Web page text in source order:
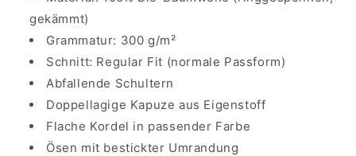
gekämmt)
Grammatur: 300 g/m²
Schnitt: Regular Fit (normale Passform)
Abfallende Schultern
Doppellagige Kapuze aus Eigenstoff
Flache Kordel in passender Farbe
Ösen mit bestickter Umrandung